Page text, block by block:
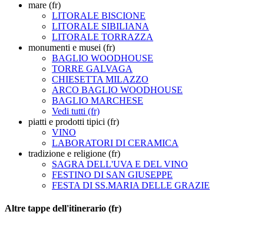
mare (fr)
LITORALE BISCIONE
LITORALE SIBILIANA
LITORALE TORRAZZA
monumenti e musei (fr)
BAGLIO WOODHOUSE
TORRE GALVAGA
CHIESETTA MILAZZO
ARCO BAGLIO WOODHOUSE
BAGLIO MARCHESE
Vedi tutti (fr)
piatti e prodotti tipici (fr)
VINO
LABORATORI DI CERAMICA
tradizione e religione (fr)
SAGRA DELL'UVA E DEL VINO
FESTINO DI SAN GIUSEPPE
FESTA DI SS.MARIA DELLE GRAZIE
Altre tappe dell'itinerario (fr)